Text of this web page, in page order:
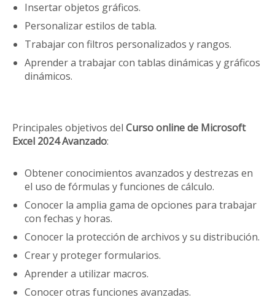
Insertar objetos gráficos.
Personalizar estilos de tabla.
Trabajar con filtros personalizados y rangos.
Aprender a trabajar con tablas dinámicas y gráficos
dinámicos.
Principales objetivos del Curso online de Microsoft
Excel 2024 Avanzado:
Obtener conocimientos avanzados y destrezas en
el uso de fórmulas y funciones de cálculo.
Conocer la amplia gama de opciones para trabajar
con fechas y horas.
Conocer la protección de archivos y su distribución.
Crear y proteger formularios.
Aprender a utilizar macros.
Conocer otras funciones avanzadas.